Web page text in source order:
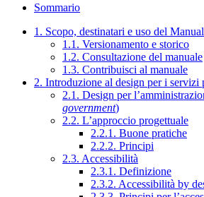
Sommario
1. Scopo, destinatari e uso del
1.1. Versionamento e storico
1.2. Consultazione del manuale
1.3. Contribuisci al manuale
2. Introduzione al design per i
2.1. Design per
government)
2.2. L’approccio progettuale
2.2.1. Buone pratiche
2.2.2. Principi
2.3. Accessibilità
2.3.1. Definizione
2.3.2. Accessibilità by